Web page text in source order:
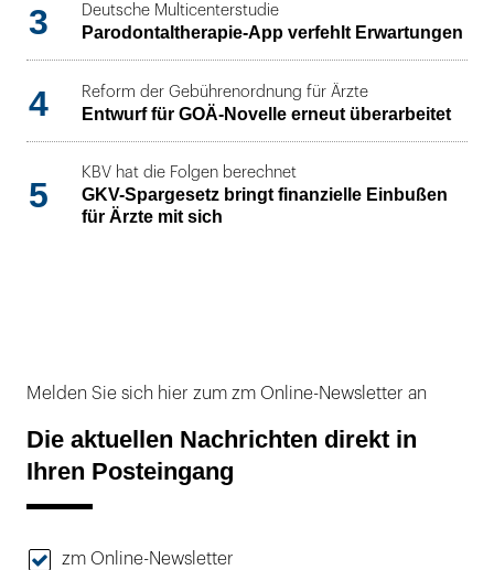
3 Deutsche Multicenterstudie
Parodontaltherapie-App verfehlt Erwartungen
4 Reform der Gebührenordnung für Ärzte
Entwurf für GOÄ-Novelle erneut überarbeitet
5
KBV hat die Folgen berechnet
GKV-Spargesetz bringt finanzielle Einbußen
für Ärzte mit sich
Melden Sie sich hier zum zm Online-Newsletter an
Die aktuellen Nachrichten direkt in
Ihren Posteingang
zm Online-Newsletter